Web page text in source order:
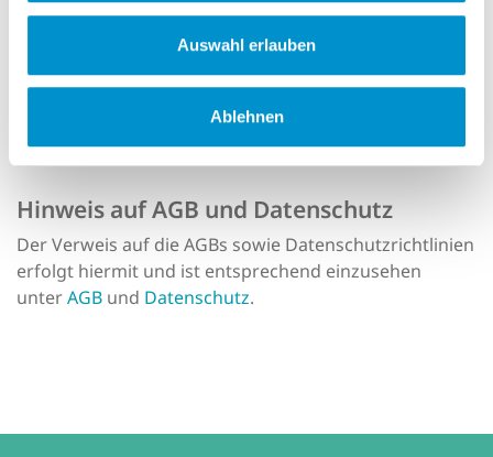
Auswahl erlauben
Ablehnen
beachtet. Insbesondere werden Inhalte Dritter als
solche gekennzeichnet. Sollten Sie trotzdem auf eine
Urheberrechtsverletzung aufmerksam werden, bitten
wir um einen entsprechenden Hinweis. Bei
Bekanntwerden von Rechtsverletzungen werden wir
Hinweis auf AGB und Datenschutz
Der Verweis auf die AGBs sowie Datenschutzrichtlinien
erfolgt hiermit und ist entsprechend einzusehen
unterAGB und Datenschutz.